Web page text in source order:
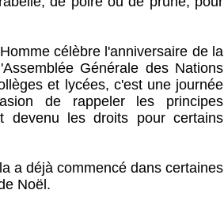
célèbre l'anniversaire de la
Générale des Nations
et lycées, c'est une journée
de rappeler les principes
devenu les droits pour certains
déjà commencé dans certaines
Noël.